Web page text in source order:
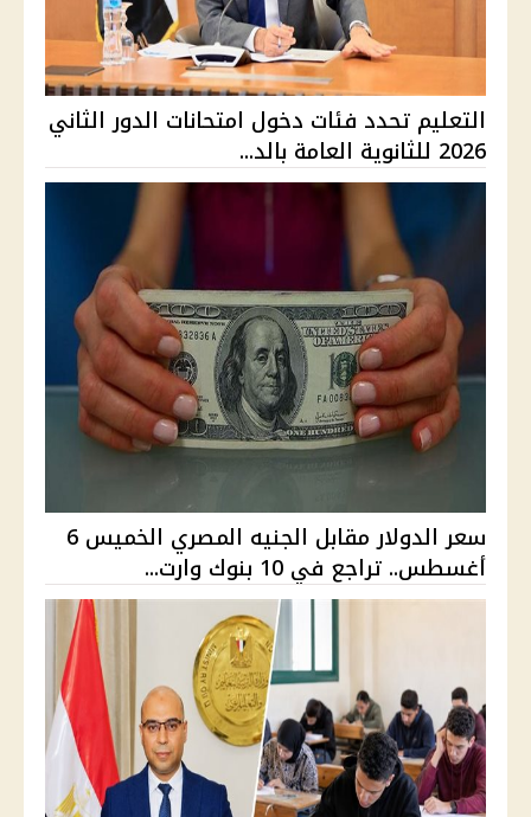
التعليم تحدد فئات دخول امتحانات الدور الثاني
2026 للثانوية العامة بالد...
سعر الدولار مقابل الجنيه المصري الخميس 6
أغسطس.. تراجع في 10 بنوك وارت...